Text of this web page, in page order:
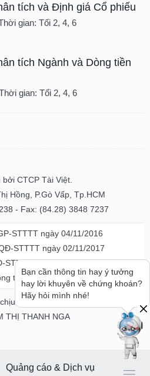
tích và Định giá Cổ phiếu
gian: Tối 2, 4, 6
tích Ngành và Dòng tiền
gian: Tối 2, 4, 6
CTCP Tài Việt.
Hồng, P.Gò Vấp, Tp.HCM
- Fax: (84.28) 3848 7237
STTTT ngày 04/11/2016
STTTT ngày 02/11/2017
STTTT-ICP ngày 20/07/2023
tin và Truyền thông TPHCM
trách nhiệm
THỊ THANH NGA
Quảng cáo & Dịch vụ
Bạn cần thông tin hay ý tưởng
hay lời khuyên về chứng khoán?
Hãy hỏi mình nhé!